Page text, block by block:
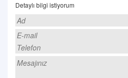
Detaylı bilgi istiyorum